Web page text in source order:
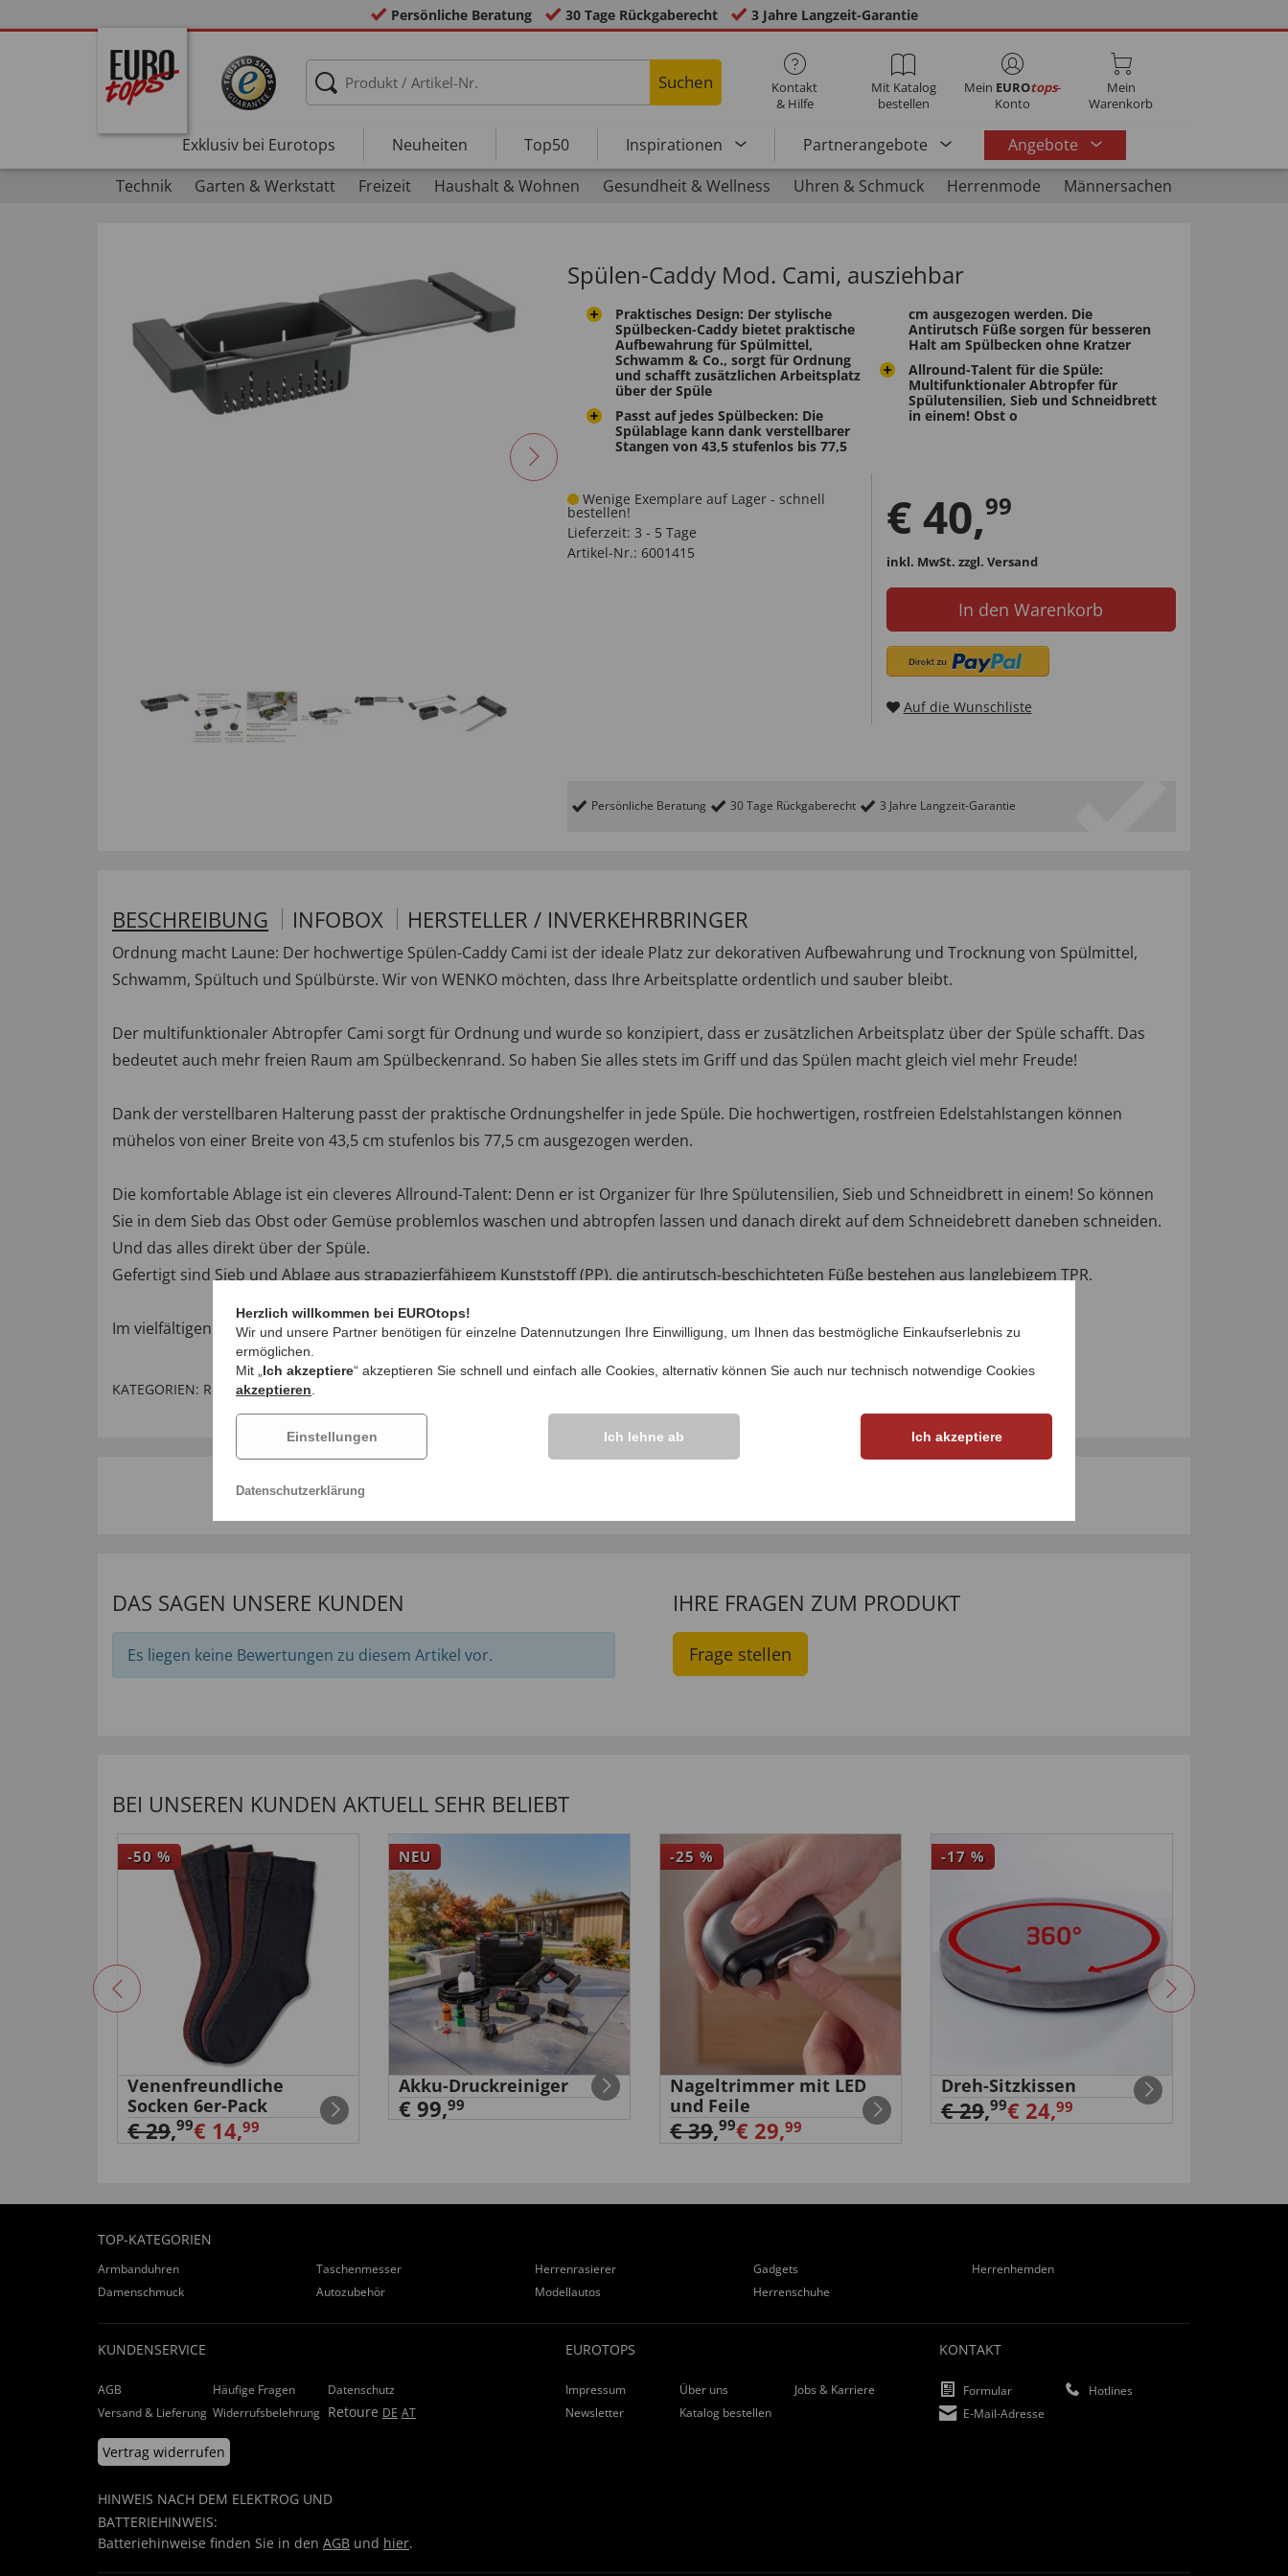
Persönliche Beratung 30 Tage Rückgaberecht 3 Jahre Langzeit-Garantie
Suchen
Kontakt
& Hilfe
Mit Katalog
bestellen
Mein EUROtops-
Konto
Mein
Warenkorb
Exklusiv bei Eurotops Neuheiten Top50 Inspirationen Partnerangebote
Angebote
Technik
Garten & Werkstatt Freizeit Haushalt & Wohnen Gesundheit & Wellness Uhren & Schmuck Herrenmode Männersachen
Spülen-Caddy Mod. Cami, ausziehbar
Praktisches Design: Der stylische
Spülbecken-Caddy bietet praktische
Aufbewahrung für Spülmittel,
Schwamm & Co., sorgt für Ordnung
und schafft zusätzlichen Arbeitsplatz
über der Spüle
Passt auf jedes Spülbecken: Die
Spülablage kann dank verstellbarer
Stangen von 43,5 stufenlos bis 77,5
cm ausgezogen werden. Die
Antirutsch Füße sorgen für besseren
Halt am Spülbecken ohne Kratzer
Allround-Talent für die Spüle:
Multifunktionaler Abtropfer für
Spülutensilien, Sieb und Schneidbrett
in einem! Obst o
Wenige Exemplare auf Lager - schnell
bestellen!
Lieferzeit: 3 - 5 Tage
Artikel-Nr.: 6001415
€40,99
inkl. MwSt. zzgl. Versand
In den Warenkorb
Auf die Wunschliste
Persönliche Beratung 30 Tage Rückgaberecht 3 Jahre Langzeit-Garantie
BESCHREIBUNG INFOBOX HERSTELLER / INVERKEHRBRINGER
Ordnung macht Laune: Der hochwertige Spülen-Caddy Cami ist der ideale Platz zur dekorativen Aufbewahrung und Trocknung von Spülmittel,
Schwamm, Spültuch und Spülbürste. Wir von WENKO möchten, dass Ihre Arbeitsplatte ordentlich und sauber bleibt.
Der multifunktionaler Abtropfer Cami sorgt für Ordnung und wurde so konzipiert, dass er zusätzlichen Arbeitsplatz über der Spüle schafft. Das
bedeutet auch mehr freien Raum am Spülbeckenrand. So haben Sie alles stets im Griff und das Spülen macht gleich viel mehr Freude!
Dank der verstellbaren Halterung passt der praktische Ordnungshelfer in jede Spüle. Die hochwertigen, rostfreien Edelstahlstangen können
mühelos von einer Breite von 43,5 cm stufenlos bis 77,5 cm ausgezogen werden.
Die komfortable Ablage ist ein cleveres Allround-Talent: Denn er ist Organizer für Ihre Spülutensilien, Sieb und Schneidbrett in einem! So können
Sie in dem Sieb das Obst oder Gemüse problemlos waschen und abtropfen lassen und danach direkt auf dem Schneidebrett daneben schneiden.
Und das alles direkt über der Spüle.
Gefertigt sind Sieb und Ablage aus strapazierfähigem Kunststoff (PP), die antirutsch-beschichteten Füße bestehen aus langlebigem TPR.
Im vielfältigen WENKO Sortiment gibt es weitere zahlreiche Küchen-Utensilien, die Ihnen den Abwasch erleichtern.
KATEGORIEN: Reinigung,Putzhelfer & Schwämme
DAS SAGEN UNSERE KUNDEN
Es liegen keine Bewertungen zu diesem Artikel vor.
IHRE FRAGEN ZUM PRODUKT
Frage stellen
BEI UNSEREN KUNDEN AKTUELL SEHR BELIEBT
-50 %
Venenfreundliche
Socken 6er-Pack
€ 29,99€ 14,99
NEU
Akku-Druckreiniger
€ 99,99
-25 %
Nageltrimmer mit LED
und Feile
€ 39,99€ 29,99
-17 %
Dreh-Sitzkissen
€ 29,99€ 24,99
TOP-KATEGORIEN
Armbanduhren Taschenmesser Herrenrasierer Gadgets
Herrenhemden
Damenschmuck
Autozubehör Modellautos Herrenschuhe
KUNDENSERVICE
AGB Häufige Fragen
Datenschutz
Versand & Lieferung Widerrufsbelehrung Retoure DE AT
Vertrag widerrufen
HINWEIS NACH DEM ELEKTROG UND
BATTERIEHINWEIS:
Batteriehinweise finden Sie in den AGB und hier.
EUROTOPS
Impressum Über uns
Jobs & Karriere
Newsletter
Katalog bestellen
KONTAKT
Formular
Hotlines
E-Mail-Adresse
Herzlich willkommen bei EUROtops!
Wir und unsere Partner benötigen für einzelne Datennutzungen Ihre Einwilligung, um Ihnen das bestmögliche Einkaufserlebnis zu
ermöglichen.
Mit „ Ich akzeptiere“ akzeptieren Sie schnell und einfach alle Cookies, alternativ können Sie auch nur technisch notwendige Cookies
akzeptieren
Einstellungen Ich lehne ab Ich akzeptiere
Datenschutzerklärung